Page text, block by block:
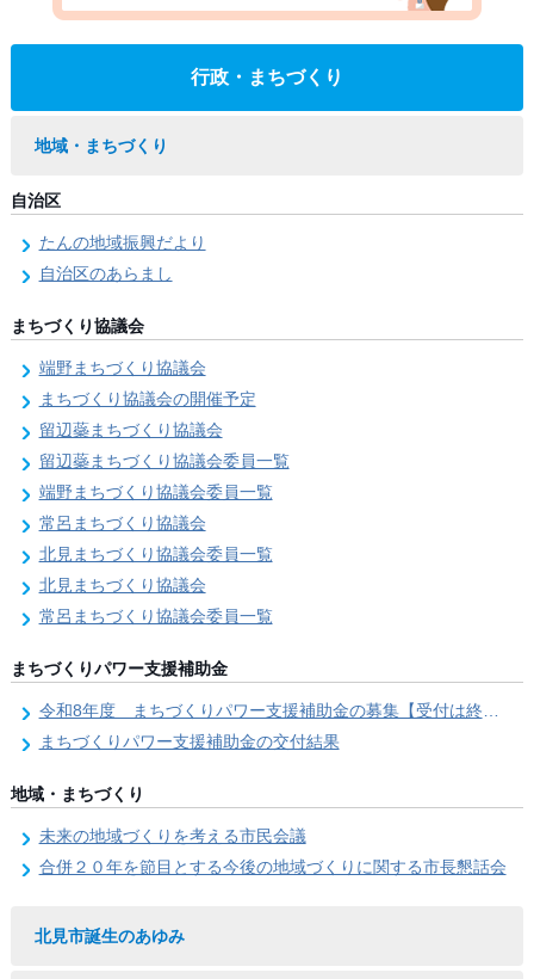
行政・まちづくり
地域・まちづくり
自治区
たんの地域振興だより
自治区のあらまし
まちづくり協議会
端野まちづくり協議会
まちづくり協議会の開催予定
留辺蘂まちづくり協議会
留辺蘂まちづくり協議会委員一覧
端野まちづくり協議会委員一覧
常呂まちづくり協議会
北見まちづくり協議会委員一覧
北見まちづくり協議会
常呂まちづくり協議会委員一覧
まちづくりパワー支援補助金
令和8年度 まちづくりパワー支援補助金の募集【受付は終了しました。】
まちづくりパワー支援補助金の交付結果
地域・まちづくり
未来の地域づくりを考える市民会議
合併２０年を節目とする今後の地域づくりに関する市長懇話会
北見市誕生のあゆみ